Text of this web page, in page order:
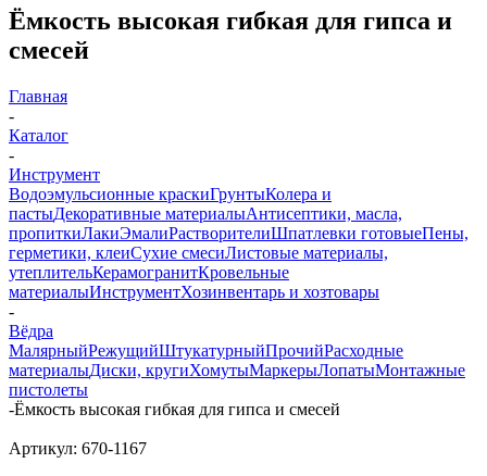
Ёмкость высокая гибкая для гипса и
смесей
Главная
-
Каталог
-
Инструмент
Водоэмульсионные краскиГрунтыКолера и
пастыДекоративные материалыАнтисептики, масла,
пропиткиЛакиЭмалиРастворителиШпатлевки готовыеПены,
герметики, клеиСухие смесиЛистовые материалы,
утеплительКерамогранитКровельные
материалыИнструментХозинвентарь и хозтовары
-
Вёдра
МалярныйРежущийШтукатурныйПрочийРасходные
материалыДиски, кругиХомутыМаркерыЛопатыМонтажные
пистолеты
-Ёмкость высокая гибкая для гипса и смесей
Артикул: 670-1167